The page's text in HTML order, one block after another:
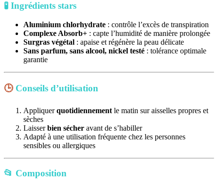
🧪 Ingrédients stars
Aluminium chlorhydrate : contrôle l’excès de transpiration
Complexe Absorb+ : capte l’humidité de manière prolongée
Surgras végétal : apaise et régénère la peau délicate
Sans parfum, sans alcool, nickel testé : tolérance optimale
garantie
🕒 Conseils d’utilisation
Appliquerquotidiennement le matin sur aisselles propres et
sèches
Laisserbien sécher avant de s’habiller
Adapté à une utilisation fréquente chez les personnes
sensibles ou allergiques
📂 Composition